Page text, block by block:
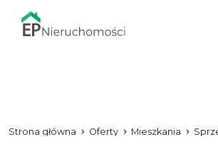
Strona główna Oferty Mieszkania